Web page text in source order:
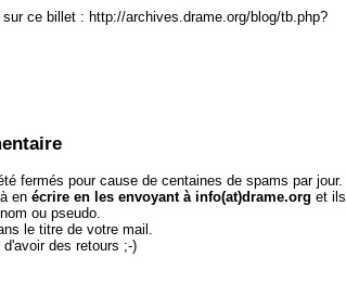
ce billet : http://archives.drame.org/blog/tb.php?
fermés pour cause de centaines de spams par jour.
en écrire en les envoyant à info(at)drame.org et ils
ou pseudo.
le titre de votre mail.
des retours ;-)